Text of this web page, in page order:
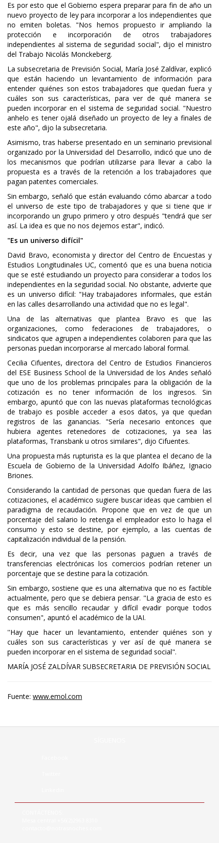
Es por esto que el Gobierno espera preparar para fin de año un
nuevo proyecto de ley para incorporar a los independientes que
no emiten boletas. "Nos hemos propuesto ir ampliando la
protección e incorporación de otros trabajadores
independientes al sistema de seguridad social", dijo el ministro
del Trabajo Nicolás Monckeberg.
La subsecretaria de Previsión Social, María José Zaldívar, explicó
que están haciendo un levantamiento de información para
entender quiénes son estos trabajadores que quedan fuera y
cuáles son sus características, para ver de qué manera se
pueden incorporar en el sistema de seguridad social. "Nuestro
anhelo es tener ojalá diseñado un proyecto de ley a finales de
este año", dijo la subsecretaria.
Asimismo, tras haberse presentado en un seminario previsional
organizado por la Universidad del Desarrollo, indicó que uno de
los mecanismos que podrían utilizarse para llevar a cabo la
propuesta es a través de la retención a los trabajadores que
pagan patentes comerciales.
Sin embargo, señaló que están evaluando cómo abarcar a todo
el universo de este tipo de trabajadores y que si tiene que ir
incorporando un grupo primero y otro después "tendrá que ser
así. La idea es que no nos dejemos estar", indicó.
"Es un universo difícil"
David Bravo, economista y director del Centro de Encuestas y
Estudios Longitudinales UC, comentó que es una buena noticia
que se esté estudiando un proyecto para considerar a todos los
independientes en la seguridad social. No obstante, advierte que
es un universo difícil: "Hay trabajadores informales, que están
en las calles desarrollando una actividad que no es legal".
Una de las alternativas que plantea Bravo es que las
organizaciones, como federaciones de trabajadores, o
sindicatos que agrupen a independientes colaboren para que las
personas puedan incorporarse al mercado laboral formal.
Cecilia Cifuentes, directora del Centro de Estudios Financieros
del ESE Business School de la Universidad de los Andes señaló
que uno de los problemas principales para la obligación de la
cotización es no tener información de los ingresos. Sin
embargo, apuntó que con las nuevas plataformas tecnológicas
de trabajo es posible acceder a esos datos, ya que quedan
registros de las ganancias. "Sería necesario entonces que
hubiera agentes retenedores de cotizaciones, ya sea las
plataformas, Transbank u otros similares", dijo Cifuentes.
Una propuesta más rupturista es la que plantea el decano de la
Escuela de Gobierno de la Universidad Adolfo Ibáñez, Ignacio
Briones.
Considerando la cantidad de personas que quedan fuera de las
cotizaciones, el académico sugiere buscar ideas que cambien el
paradigma de recaudación. Propone que en vez de que un
porcentaje del salario lo retenga el empleador esto lo haga el
consumo y esto se destine, por ejemplo, a las cuentas de
capitalización individual de la pensión.
Es decir, una vez que las personas paguen a través de
transferencias electrónicas los comercios podrían retener un
porcentaje que se destine para la cotización.
Sin embargo, sostiene que es una alternativa que no es factible
actualmente, pero que se debiera pensar. "La gracia de esto es
que es más sencillo recaudar y difícil evadir porque todos
consumen", apuntó el académico de la UAI.
''Hay que hacer un levantamiento, entender quiénes son y
cuáles son sus características y ver así de qué manera se
pueden incorporar en el sistema de seguridad social".
MARÍA JOSÉ ZALDÍVAR SUBSECRETARIA DE PREVISIÓN SOCIAL
Fuente: www.emol.com